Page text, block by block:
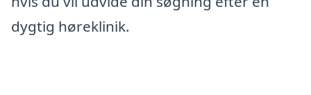
dygtig høreklinik.